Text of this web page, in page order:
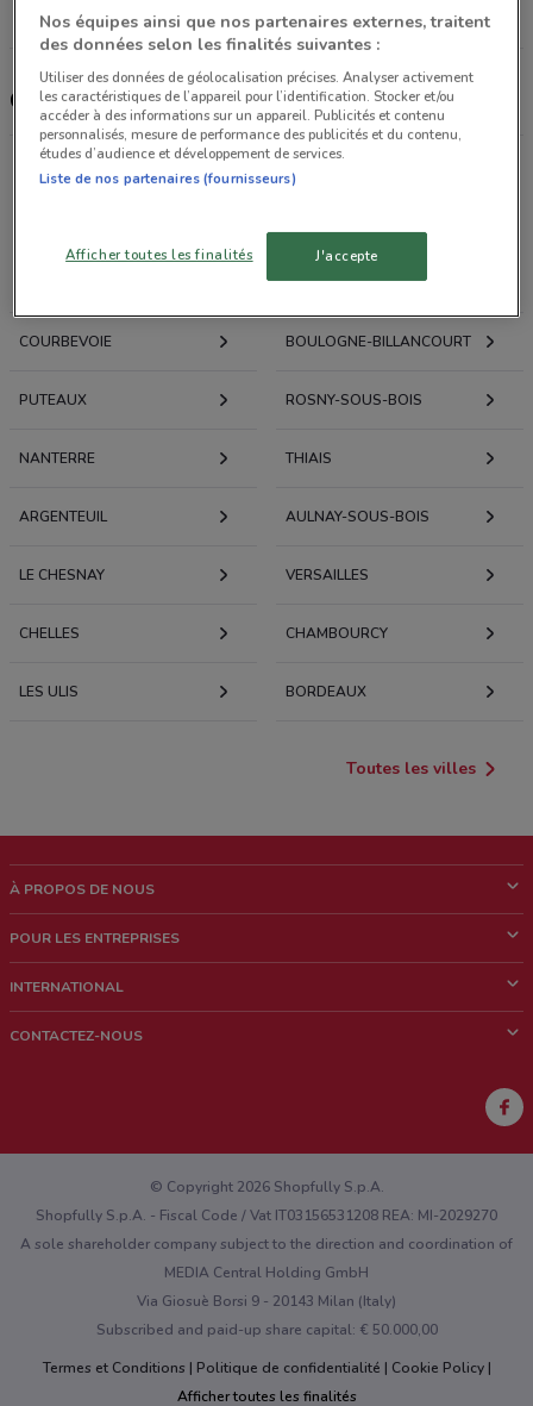
Tous les magasins Coccimarket
Coccimarket, promotions et magasins
Promotions des catalogues et prospectus par ville
VINCENNES
COURBEVOIE BOULOGNE-BILLANCOURT
PUTEAUX ROSNY-SOUS-BOIS
NANTERRE THIAIS
ARGENTEUIL AULNAY-SOUS-BOIS
LE CHESNAY VERSAILLES
CHELLES CHAMBOURCY
LES ULIS BORDEAUX
Toutes les villes
À PROPOS DE NOUS
News & Médias
POUR LES ENTREPRISES
Contacts commerciaux et/ou marketing
INTERNATIONAL
CONTACTEZ-NOUS
Vous rencontrez un problème technique sur l’appli ou le site?
© Copyright 2026 Shopfully S.p.A.
Shopfully S.p.A. - Fiscal Code / Vat IT03156531208 REA: MI-2029270
A sole shareholder company subject to the direction and coordination of
MEDIA Central Holding GmbH
Via Giosuè Borsi 9 - 20143 Milan (Italy)
Subscribed and paid-up share capital: € 50.000,00
Termes et Conditions
Politique de confidentialité
Cookie Policy
Afficher toutes les finalités
Nos équipes ainsi que nos partenaires externes, traitent
des données selon les finalités suivantes :
Utiliser des données de géolocalisation précises. Analyser activement
les caractéristiques de l’appareil pour l’identification. Stocker et/ou
accéder à des informations sur un appareil. Publicités et contenu
personnalisés, mesure de performance des publicités et du contenu,
études d’audience et développement de services.
Liste de nos partenaires (fournisseurs)
Afficher toutes les finalités J'accepte